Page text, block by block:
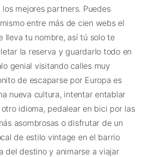
mejores partners. Puedes
entre más de cien webs el
lleva tu nombre, así tú solo te
la reserva y guardarlo todo en
genial visitando calles muy
de escaparse por Europa es
nueva cultura, intentar entablar
idioma, pedalear en bici por las
asombrosas o disfrutar de un
de estilo vintage en el barrio
del destino y animarse a viajar